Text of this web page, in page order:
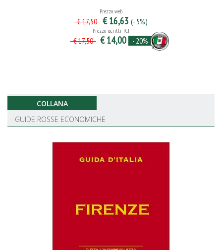
Prezzo web
€ 17,50 € 16,63 (- 5%)
Prezzo iscritti TCI
€ 17,50 € 14,00 - 20%
COLLANA
GUIDE ROSSE ECONOMICHE